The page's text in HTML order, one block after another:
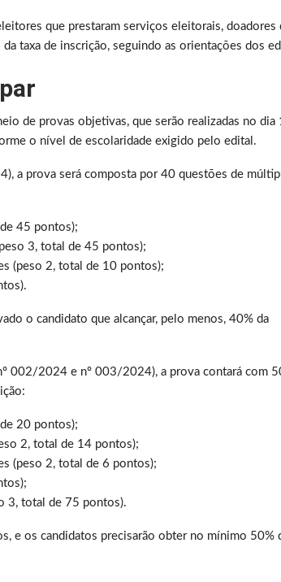
que prestaram serviços eleitorais, doadores
taxa de inscrição, seguindo as orientações dos
de provas objetivas, que serão realizadas no dia
o nível de escolaridade exigido pelo edital.
a prova será composta por 40 questões de
45 pontos);
3, total de 45 pontos);
(peso 2, total de 10 pontos);
o candidato que alcançar, pelo menos, 40% da
002/2024 e nº 003/2024), a prova contará com
20 pontos);
2, total de 14 pontos);
(peso 2, total de 6 pontos);
3, total de 75 pontos).
e os candidatos precisarão obter no mínimo 50%